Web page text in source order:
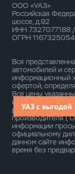
ООО «УАЗ»
Российская
шоссе, д.92
ИНН 7327077188
ОГРН
Вся
автомобилей и
информационный
офертой,
Все цены
информационный
рекомендуемыми
производителя (
информации
официальному
данном сайте
время без
УАЗ с выгодой